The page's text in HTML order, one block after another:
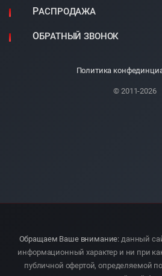
РАСПРОДАЖА
ОБРАТНЫЙ ЗВОНОК
Политика
© 2011-2026
Обращаем Ваше внимание: данный
информационный характер и ни при
публичной офертой, определяемой